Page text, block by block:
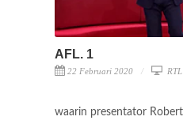
AFL. 1
22 Februari 2020
waarin presentator